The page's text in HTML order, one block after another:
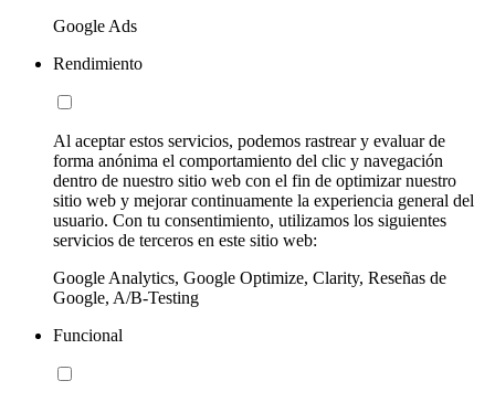
Google Ads
Rendimiento
Al aceptar estos servicios, podemos rastrear y evaluar de
forma anónima el comportamiento del clic y navegación
dentro de nuestro sitio web con el fin de optimizar nuestro
sitio web y mejorar continuamente la experiencia general del
usuario. Con tu consentimiento, utilizamos los siguientes
servicios de terceros en este sitio web:
Google Analytics, Google Optimize, Clarity, Reseñas de
Google, A/B-Testing
Funcional